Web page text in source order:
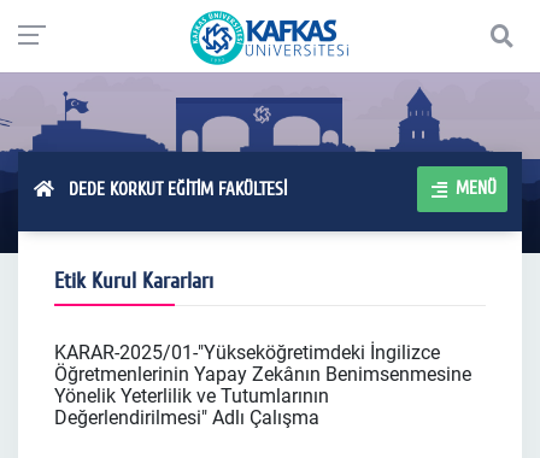
DEDE KORKUT EĞİTİM FAKÜLTESİ MENÜ
Etik Kurul Kararları
KARAR-2025/01-"Yükseköğretimdeki İngilizce
Öğretmenlerinin Yapay Zekânın Benimsenmesine
Yönelik Yeterlilik ve Tutumlarının
Değerlendirilmesi" Adlı Çalışma